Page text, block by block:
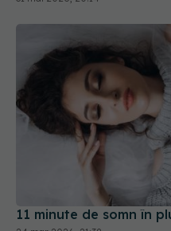
11 minute de somn în
24 mar 2026, 21:38